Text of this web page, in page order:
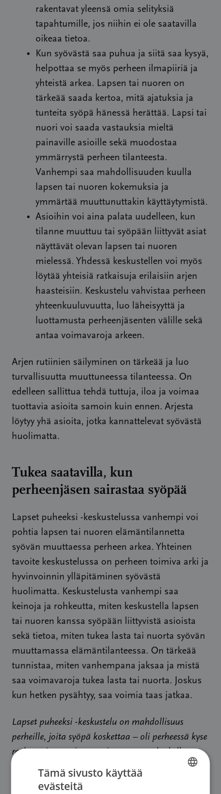
rakentavat yleensä omia selityksiä
tapahtumille, jos niihin ei ole saatavilla
oikeaa tietoa.
Kun syövästä saa puhua ja siitä saa kysyä,
helpottaa se myös perheen ilmapiiriä ja
yhteistä arkea. Lapsen tai nuoren on
tärkeää saada kertoa, mitä ajatuksia ja
tunteita syöpä hänessä herättää. Lapsi tai
nuori voi saada vastauksia mieltä
painaville asioille sekä muodostaa
ymmärrystä perheen tilanteesta.
Vanhempi saa mahdollisuuden kuulla
lapsen tai nuoren kokemuksia ja
ymmärtää muuttunuttakin käyttäytymistä.
Asioihin voi aina palata uudelleen, kun
tilanne muuttuu tai syöpään liittyvät asiat
näyttävät olevan lapsen tai nuoren
mielessä. Yhdessä keskustellen voi myös
löytää yhteisiä ratkaisuja erilaisiin arjen
haasteisiin. Keskustelu vahvistaa perheen
yhteenkuuluvuutta, luo läheisyyttä ja
luottamusta perheenjäsenten välille sekä
antaa voimavaroja arkeen.
Arjen rutiinien säilyminen on tärkeää ja luo
turvallisuutta muuttuneessa tilanteessa. On
edelleen sallittua tehdä tuttuja, iloa ja voimaa
tuottavia asioita samoin kuin ennen. Arjesta
löytyy yhä asioita, jotka kannattelevat syövästä
huolimatta.
Tukea saatavilla, kun
perheenjäsen sairastaa syöpää
Lapset puheeksi -keskustelussa vanhempi voi
pohtia lapsen tai nuoren elämäntilannetta
syövän muuttaessa perheen arkea. Yhteinen
tavoite keskustelussa on perheen toimiva arki ja
hyvinvoinnin ylläpitäminen syövästä
huolimatta. Keskustelusta vanhempi saa
keinoja ja rohkeutta, miten keskustella lapsen
tai nuoren kanssa syöpään liittyvistä asioista
sekä tietoa, miten tukea lasta tai nuorta syövän
muuttamassa elämäntilanteessa. On tärkeää
tunnistaa, miten vanhempana jaksaa ja mistä
saa voimavaroja tukea lasta tai nuorta. Joskus
kun hetken pysähtyy, saa voimia taas jatkaa.
Lapset puheeksi -keskustelu on mahdollisuus
perheille, joita syöpä koskettaa – oli perheessä kyse
raskausajasta tai murrosiästä syövän keskellä.
Syöpäjärjestöistä löytyy Lapset puheeksi -
Tämä sivusto käyttää
evästeitä